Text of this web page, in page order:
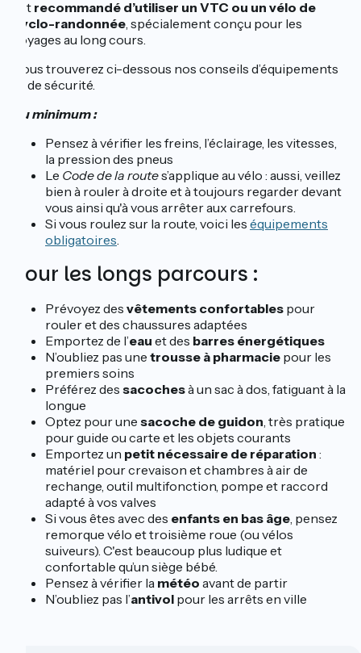
est recommandé d’utiliser un VTC ou un vélo de
cyclo-randonnée, spécialement conçu pour les
voyages au long cours.
Vous trouverez ci-dessous nos conseils d’équipements
et de sécurité.
Au minimum :
Pensez à vérifier les freins, l’éclairage, les vitesses,
la pression des pneus
Le Code de la routes’applique au vélo : aussi, veillez
bien à rouler à droite et à toujours regarder devant
vous ainsi qu'à vous arrêter aux carrefours.
Si vous roulez sur la route, voici les équipements
obligatoires.
Pour les longs parcours :
Prévoyez des vêtements confortables pour
rouler et des chaussures adaptées
Emportez de l’eau et des barres énergétiques
N’oubliez pas une trousse à pharmacie pour les
premiers soins
Préférez des sacochesà un sac à dos, fatiguant à la
longue
Optez pour une sacoche de guidon, très pratique
pour guide ou carte et les objets courants
Emportez un petit nécessaire de réparation :
matériel pour crevaison et chambres à air de
rechange, outil multifonction, pompe et raccord
adapté à vos valves
Si vous êtes avec des enfants en bas âge, pensez
remorque vélo et troisième roue (ou vélos
suiveurs). C'est beaucoup plus ludique et
confortable qu’un siège bébé.
Pensez à vérifier la météo avant de partir
N’oubliez pas l’antivol pour les arrêts en ville